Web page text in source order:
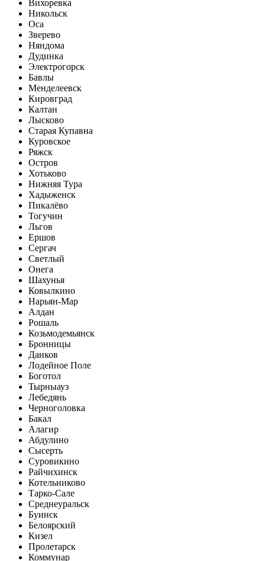
Вихоревка
Никольск
Оса
Зверево
Няндома
Дудинка
Электрогорск
Бавлы
Менделеевск
Кировград
Калтан
Лысково
Старая Купавна
Куровское
Ряжск
Остров
Хотьково
Нижняя Тура
Хадыженск
Пикалёво
Тогучин
Льгов
Ершов
Сергач
Светлый
Онега
Шахунья
Ковылкино
Нарьян-Мар
Алдан
Рошаль
Козьмодемьянск
Бронницы
Данков
Лодейное Поле
Боготол
Тырныауз
Лебедянь
Черноголовка
Бакал
Алагир
Абдулино
Сысерть
Суровикино
Райчихинск
Котельниково
Тарко-Сале
Среднеуральск
Буинск
Белоярский
Кизел
Пролетарск
Коммунар